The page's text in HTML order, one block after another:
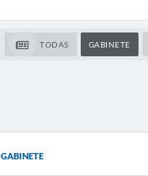
TODAS GABINETE
GABINETE